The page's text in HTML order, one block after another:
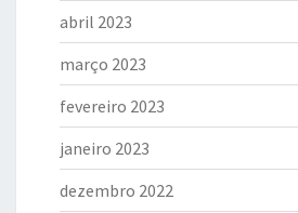
abril 2023
março 2023
fevereiro 2023
janeiro 2023
dezembro 2022